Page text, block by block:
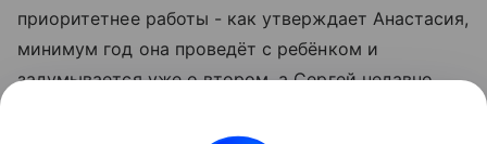
приоритетнее работы - как утверждает Анастасия,
минимум год она проведёт с ребёнком и
задумывается уже о втором, а Сергей недавно